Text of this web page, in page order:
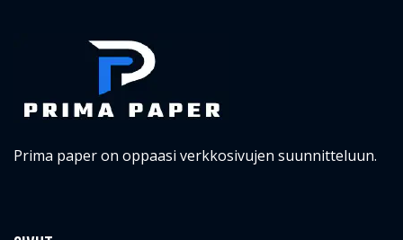
Prima paper on oppaasi verkkosivujen suunnitteluun.